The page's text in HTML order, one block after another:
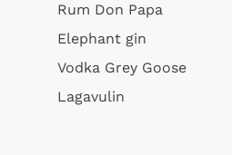
Rum Don Papa
Elephant gin
Vodka Grey Goose
Lagavulin